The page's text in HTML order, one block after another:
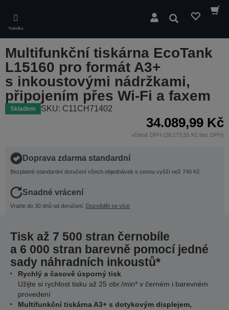
main
content
Nabídka
Hledat
Multifunkční tiskárna EcoTank
L15160 pro formát A3+
s inkoustovými nádržkami,
připojením přes Wi-Fi a faxem
Skladem SKU: C11CH71402
34.089,99 Kč
včetně DPH (28.173,55 Kč bez DPH)
Doprava zdarma standardní
Bezplatné standardní doručení všech objednávek s cenou vyšší než 740 Kč
Snadné vrácení
Vraťte do 30 dnů od doručení. Dozvědět se více
Tisk až 7 500 stran černobíle
a 6 000 stran barevně pomocí jedné
sady náhradních inkoustů*
Rychlý a časově úsporný tisk
Užijte si rychlost tisku až 25 obr./min* v černém i barevném
provedení
Multifunkční tiskárna A3+ s dotykovým displejem,